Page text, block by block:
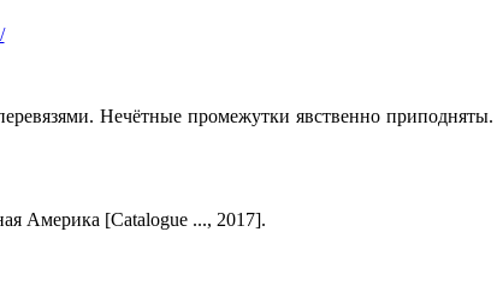
Нечётные промежутки явственно приподняты.
Америка [Catalogue ..., 2017].